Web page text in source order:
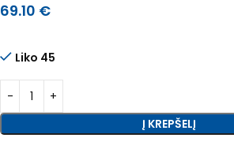
69.10 €
Liko 45
Į KREPŠELĮ